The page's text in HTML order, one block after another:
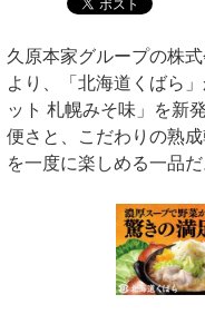
久原本家グループの株
より、「北海道くばら
ット 札幌みそ味」を新
便さと、こだわりの熟
を一度に楽しめる一品だ